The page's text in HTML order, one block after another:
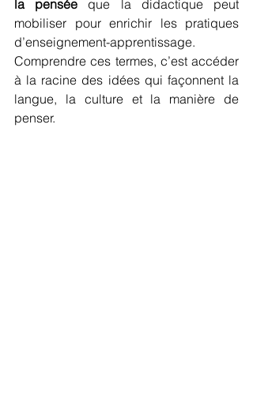
la pensée que la didactique peut
mobiliser pour enrichir les pratiques
d’enseignement-apprentissage.
Comprendre ces termes, c’est accéder
à la racine des idées qui façonnent la
langue, la culture et la manière de
penser.